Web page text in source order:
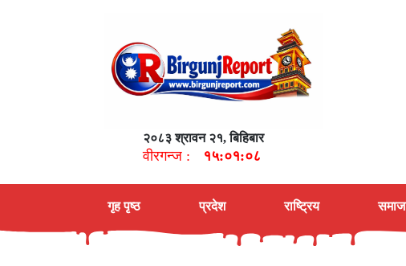
२०८३ श्रावन २१, बिहिबार
वीरगन्ज : १५:०१:०९
गृह पृष्ठ प्रदेश राष्ट्रिय समाज